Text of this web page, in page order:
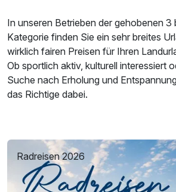
In unseren Betrieben der gehobenen 3
Kategorie finden Sie ein sehr breites
wirklich fairen Preisen für Ihren
Ob sportlich aktiv, kulturell interessiert
Suche nach Erholung und
das Richtige dabei.
Radreisen 2026